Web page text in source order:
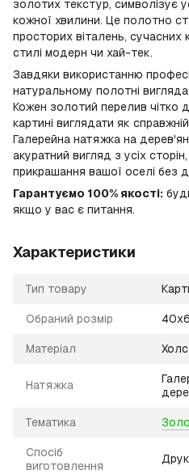
золотих текстур, символізує
кожної хвилини. Це полотно
просторих віталень, сучасних
стилі модерн чи хай-тек.
Завдяки використанню
натуральному полотні
Кожен золотий перелив чітко
картині виглядати як
Галерейна натяжка на
акуратний вигляд з усіх
прикрашання вашої оселі без
Гарантуємо 100% якості:
якщо у вас є питання.
Характеристики
Тип товару
Обраний розмір
Матеріал
Натяжка
Тематика
Спосіб
виготовлення